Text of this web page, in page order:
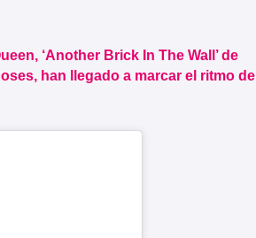
‘Another Brick In The Wall’ de
han llegado a marcar el ritmo de